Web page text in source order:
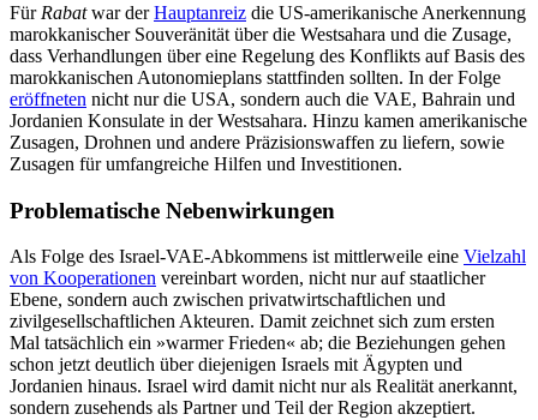
Für Rabatwar derHauptanreiz die US-amerikanische Anerkennung
marokka­nischer Souveränität über die Westsahara und die Zusage,
dass Verhandlungen über eine Regelung des Konflikts auf Basis des
marokkanischen Autonomieplans stattfinden sollten. In der Folge
eröffneten nicht nur die USA, sondern auch die VAE, Bah­rain und
Jordanien Konsulate in der West­sahara. Hinzu kamen amerikanische
Zu­sagen, Drohnen und andere Präzisions­waffen zu liefern, sowie
Zusagen für um­fangreiche Hilfen und Investitionen.
Problematische Nebenwirkungen
Als Folge des Israel-VAE-Abkommens ist mittlerweile eine Vielzahl
von Kooperationen vereinbart worden, nicht nur auf staatlicher
Ebene, sondern auch zwischen privatwirtschaftlichen und
zivilgesellschaftlichen Akteuren. Damit zeichnet sich zum ersten
Mal tatsächlich ein »warmer Frieden« ab; die Beziehungen gehen
schon jetzt deut­lich über diejenigen Israels mit Ägypten und
Jordanien hinaus. Israel wird damit nicht nur als Realität anerkannt,
sondern zusehends als Partner und Teil der Region akzeptiert.